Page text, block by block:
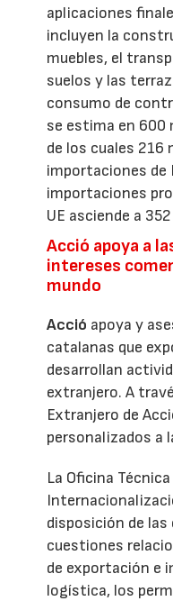
aplicaciones
incluyen la
muebles, el
suelos y las
consumo de
se estima en 600
de los cuales 216
importaciones de
importaciones
UE asciende a
Acció apoya a
intereses
mundo
Acció apoya y
catalanas que
desarrollan
extranjero. A
Extranjero de
personalizados a
La Oficina
disposición de
cuestiones
de exportación e
logística, los